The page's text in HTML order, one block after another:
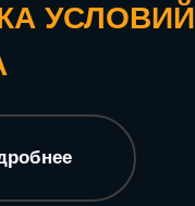
УСЛОВИЙ